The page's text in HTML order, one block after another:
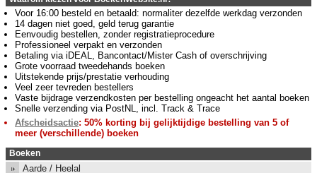
Voor 16:00 besteld en betaald: normaliter dezelfde werkdag verzonden
14 dagen niet goed, geld terug garantie
Eenvoudig bestellen, zonder registratieprocedure
Professioneel verpakt en verzonden
Betaling via iDEAL, Bancontact/Mister Cash of overschrijving
Grote voorraad tweedehands boeken
Uitstekende prijs/prestatie verhouding
Veel zeer tevreden bestellers
Vaste bijdrage verzendkosten per bestelling ongeacht het aantal boeken
Snelle verzending via PostNL, incl. Track & Trace
Afscheidsactie: 50% korting bij gelijktijdige bestelling van 5 of
meer (verschillende) boeken
Boeken
Aarde / Heelal